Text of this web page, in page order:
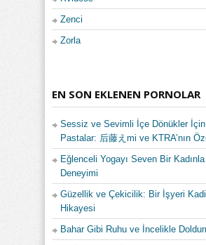
Zenci
Zorla
EN SON EKLENEN PORNOLAR
Sessiz ve Sevimli İçe Dönükler İçin
Pastalar: 后藤えmi ve KTRA’nın
Eğlenceli Yogayı Seven Bir
Deneyimi
Güzellik ve Çekicilik: Bir İşyeri
Hikayesi
Bahar Gibi Ruhu ve İncelikle